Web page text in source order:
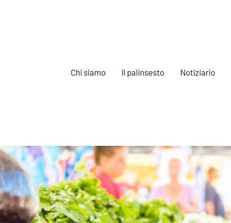
Chi siamo Il palinsesto Notiziario